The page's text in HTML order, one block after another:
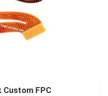
Custom FPC